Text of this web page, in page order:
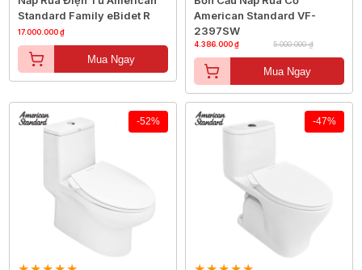
Standard Family eBidet R
17.000.000 ₫
Mua Ngay
American Standard VF-
2397SW
4.386.000 ₫ 5.000.000 ₫
Mua Ngay
-52% -47%